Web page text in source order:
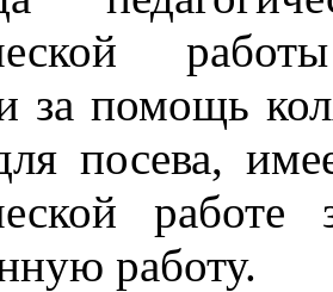
за помощь
посева,
работу.